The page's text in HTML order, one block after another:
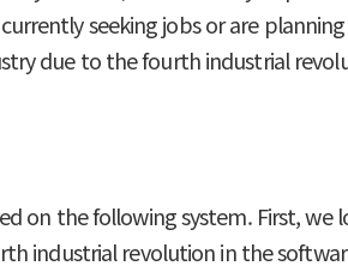
seeking jobs or are
due to the fourth industrial
on the following system. First,
industrial revolution in the